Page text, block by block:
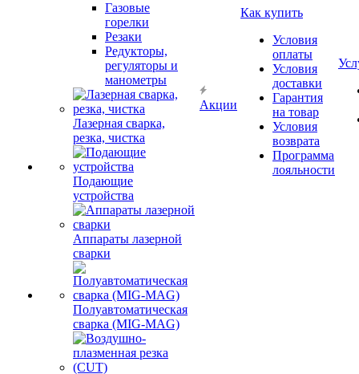
Газовые
горелки
Резаки
Редукторы,
регуляторы и
манометры
Лазерная сварка,
резка, чистка
Подающие
устройства
Аппараты лазерной
сварки
Полуавтоматическая
сварка (MIG-MAG)
Акции
Как купить
Условия
оплаты
Условия
доставки
Гарантия
на товар
Условия
возврата
Программа
лояльности